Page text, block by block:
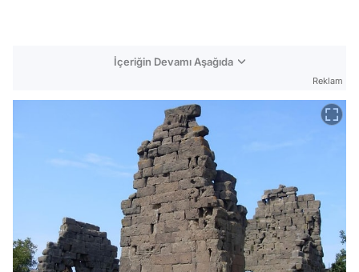
İçeriğin Devamı Aşağıda
Reklam